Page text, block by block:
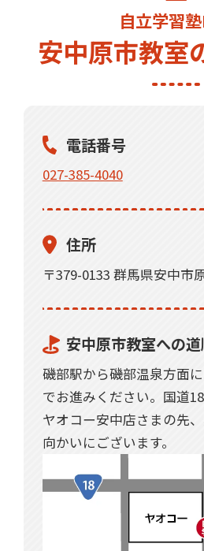
自立学習
安中原市教室
電話番号
027-385-4040
住所
〒379-0133 群馬県安中市
安中原市教室への
磯部駅から磯部温泉方面
でお進みください。国道18
ヤオコー安中店さまの先
向かいにございます。